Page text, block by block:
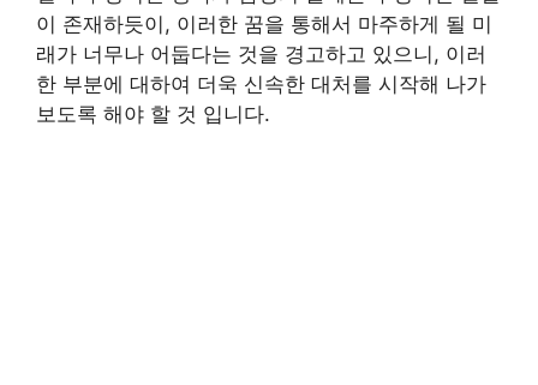
이 존재하듯이, 이러한 꿈을 통해서 마주하게 될 미
래가 너무나 어둡다는 것을 경고하고 있으니, 이러
한 부분에 대하여 더욱 신속한 대처를 시작해 나가
보도록 해야 할 것 입니다.